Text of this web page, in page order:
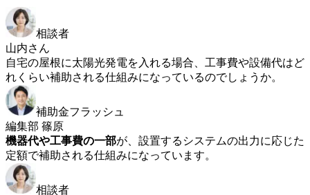
相談者
山内さん
自宅の屋根に太陽光発電を入れる場合、工事費や設備代はど
れくらい補助される仕組みになっているのでしょうか。
補助金フラッシュ
編集部 篠原
機器代や工事費の一部が、設置するシステムの出力に応じた
定額で補助される仕組みになっています。
相談者